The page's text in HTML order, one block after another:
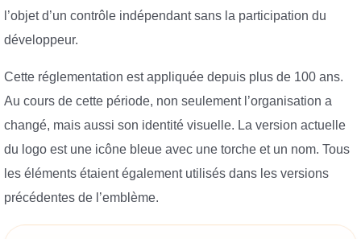
l’objet d’un contrôle indépendant sans la participation du
développeur.
Cette réglementation est appliquée depuis plus de 100 ans.
Au cours de cette période, non seulement l’organisation a
changé, mais aussi son identité visuelle. La version actuelle
du logo est une icône bleue avec une torche et un nom. Tous
les éléments étaient également utilisés dans les versions
précédentes de l’emblème.